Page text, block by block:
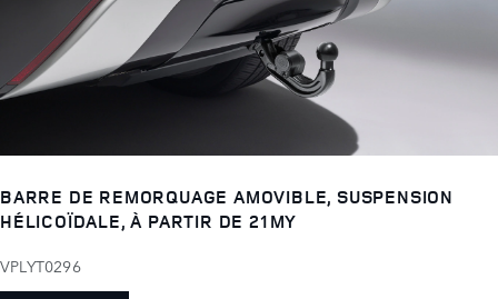
BARRE DE REMORQUAGE AMOVIBLE, SUSPENSION
HÉLICOÏDALE, À PARTIR DE 21MY
VPLYT0296